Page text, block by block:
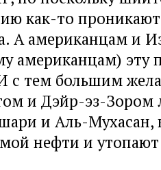
как-то
А американцам и
американцам) эту
с тем большим
и Дэйр-эз-Зором
и Аль-Мухасан,
нефти и